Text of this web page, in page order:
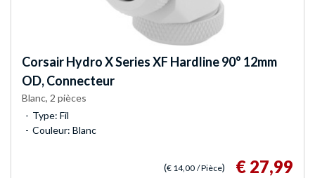
CorsairHydro X Series XF Hardline 90° 12mm
OD, Connecteur
Blanc, 2 pièces
Type: Fil
Couleur: Blanc
(€ 14,00 / Pièce) € 27,99